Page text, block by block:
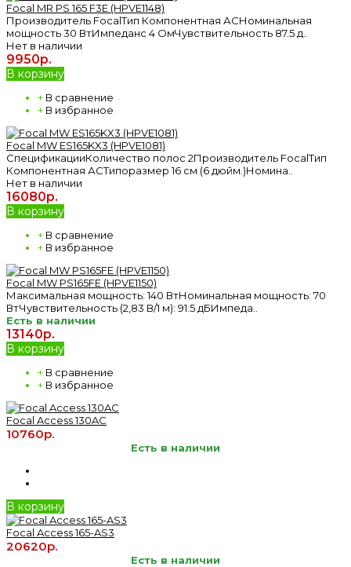
Focal MR PS 165 F3E (HPVE1148)
Производитель FocalТип Компонентная АСНоминальная
мощность 30 ВтИмпеданс 4 ОмЧувствительность 87.5 д..
Нет в наличии
9950р.
В корзину
+ В сравнение
+ В избранное
Focal MW ES165KX3 (HPVE1081)
СпецификацииКоличество полос 2Производитель FocalТип
Компонентная АСТипоразмер 16 см (6 дюйм.)Номина..
Нет в наличии
16080р.
В корзину
+ В сравнение
+ В избранное
Focal MW PS165FE (HPVE1150)
Максимальная мощность: 140 ВтНоминальная мощность: 70
ВтЧувствительность (2,83 В/1 м): 91.5 дБИмпеда..
Есть в наличии
13140р.
В корзину
+ В сравнение
+ В избранное
Focal Access 130AC
10760р.
Есть в наличии
В корзину
Focal Access 165-AS3
20620р.
Есть в наличии